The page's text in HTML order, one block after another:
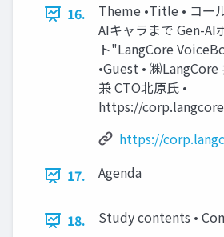
16.
Theme •Title • コー
AIキャラまで Gen-AI
ト"LangCore
•Guest • ㈱
兼 CTO北原氏 •
https://
https://
17.
Agenda
18. Study contents •